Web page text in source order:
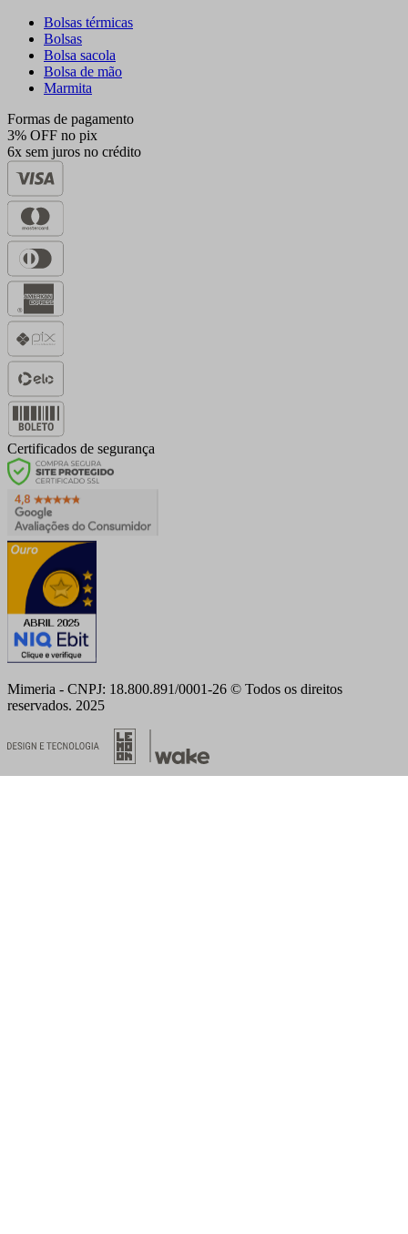
Bolsas térmicas
Bolsas
Bolsa sacola
Bolsa de mão
Marmita
Formas de pagamento
3% OFF no pix
6x sem juros no crédito
Certificados de segurança
Mimeria - CNPJ: 18.800.891/0001-26 © Todos os direitos
reservados. 2025